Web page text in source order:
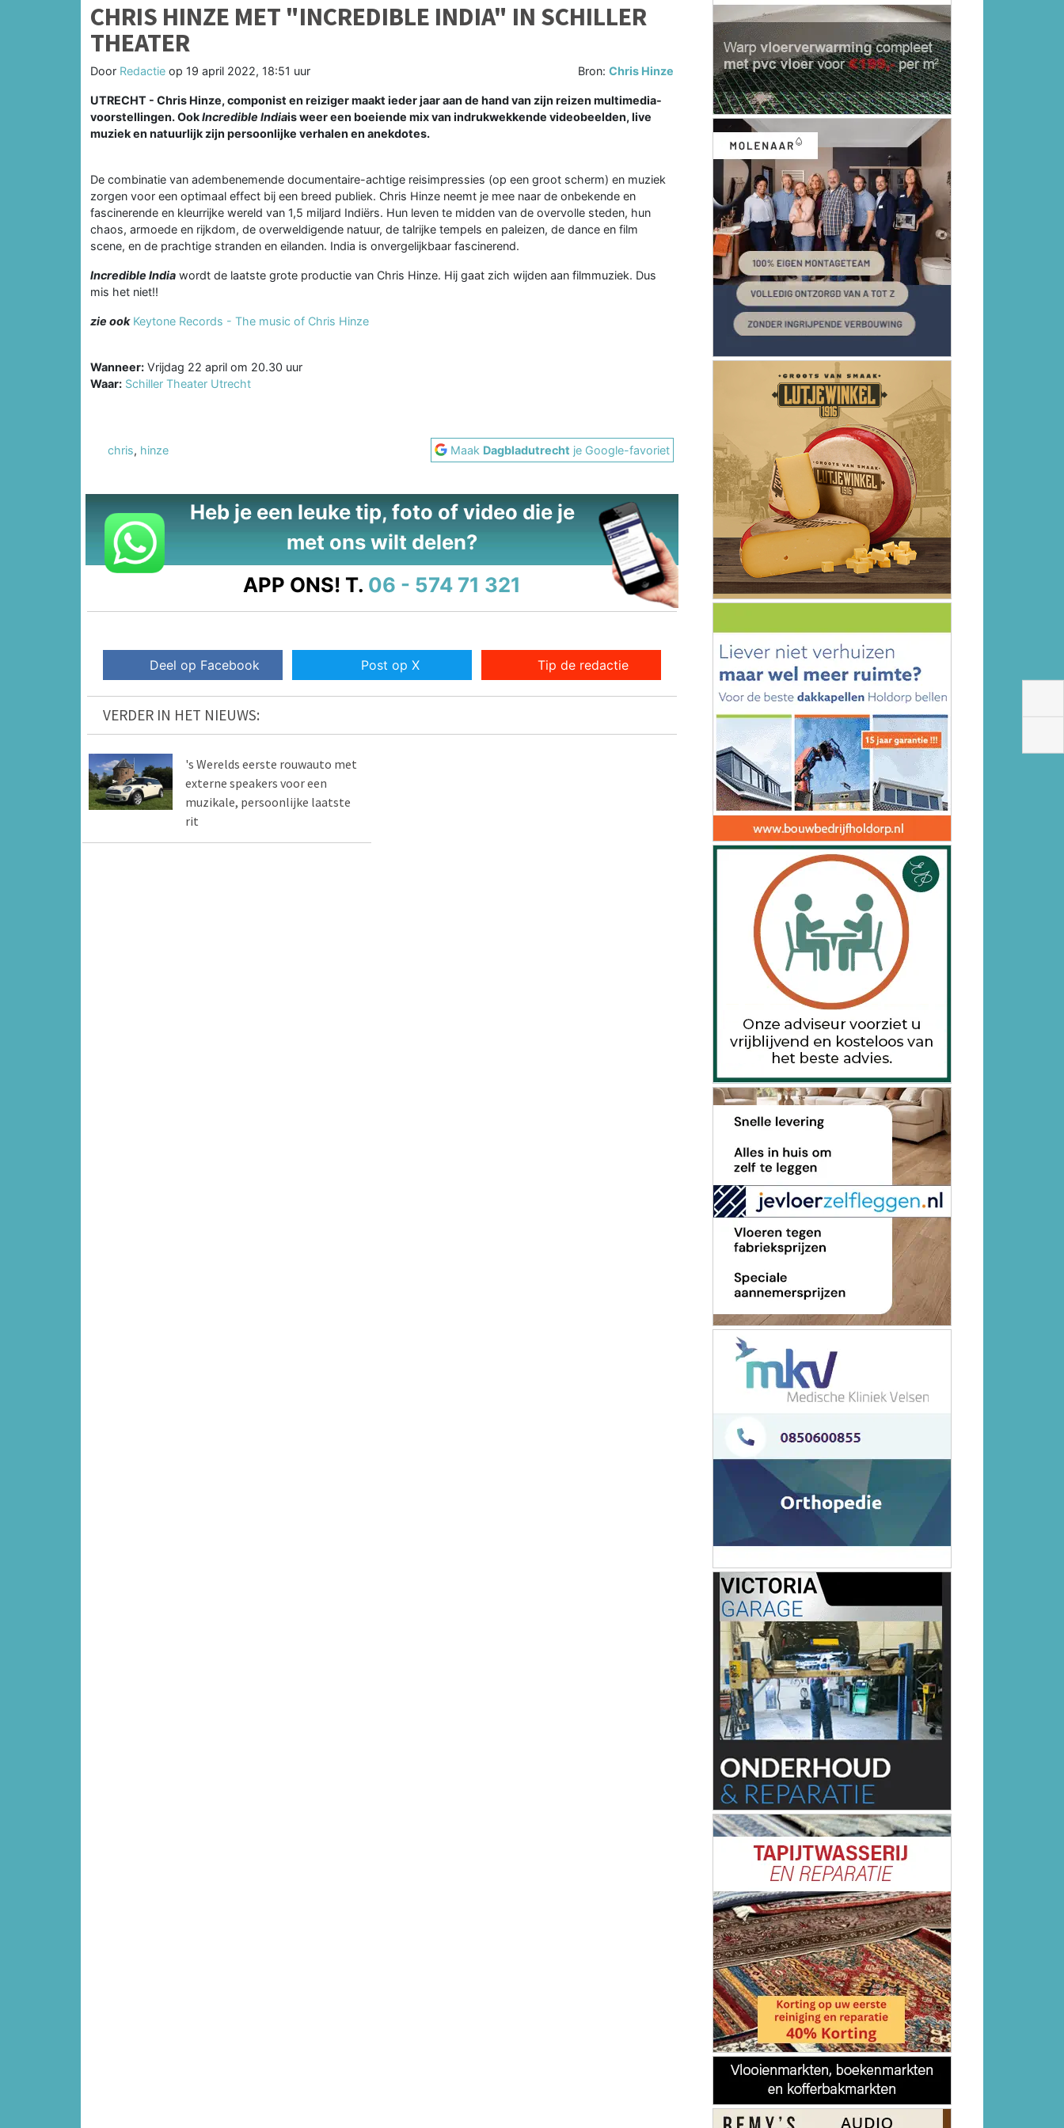
CHRIS HINZE MET "INCREDIBLE INDIA" IN SCHILLER
THEATER
Door Redactie op 19 april 2022, 18:51 uur Bron:Chris Hinze
UTRECHT - Chris Hinze, componist en reiziger maakt ieder jaar aan de hand van zijn reizen multimedia-
voorstellingen. OokIncredible Indiais weer een boeiende mix van indrukwekkende videobeelden, live
muziek en natuurlijk zijn persoonlijke verhalen en anekdotes.
De combinatie van adembenemende documentaire-achtige reisimpressies (op een groot scherm) en muziek
zorgen voor een optimaal effect bij een breed publiek. Chris Hinze neemt je mee naar de onbekende en
fascinerende en kleurrijke wereld van 1,5 miljard Indiërs. Hun leven te midden van de overvolle steden, hun
chaos, armoede en rijkdom, de overweldigende natuur, de talrijke tempels en paleizen, de dance en film
scene, en de prachtige stranden en eilanden. India is onvergelijkbaar fascinerend.
Incredible India wordt de laatste grote productie van Chris Hinze. Hij gaat zich wijden aan filmmuziek. Dus
mis het niet!!
zie ook Keytone Records - The music of Chris Hinze
Wanneer: Vrijdag 22 april om 20.30 uur
Waar: Schiller Theater Utrecht
chris, hinze Maak Dagbladutrecht je Google-favoriet
Heb je een leuke tip, foto of video die je
met ons wilt delen?
APP ONS! T. 06 - 574 71 321
Deel op Facebook Post op X Tip de redactie
VERDER IN HET NIEUWS:
's Werelds eerste rouwauto met
externe speakers voor een
muzikale, persoonlijke laatste
rit